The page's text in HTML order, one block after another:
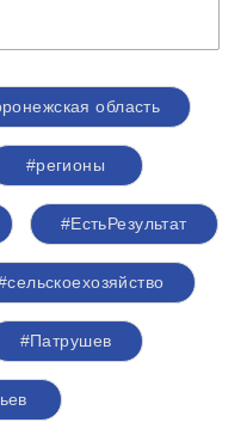
область
#регионы
#ЕстьРезультат
#Патрушев